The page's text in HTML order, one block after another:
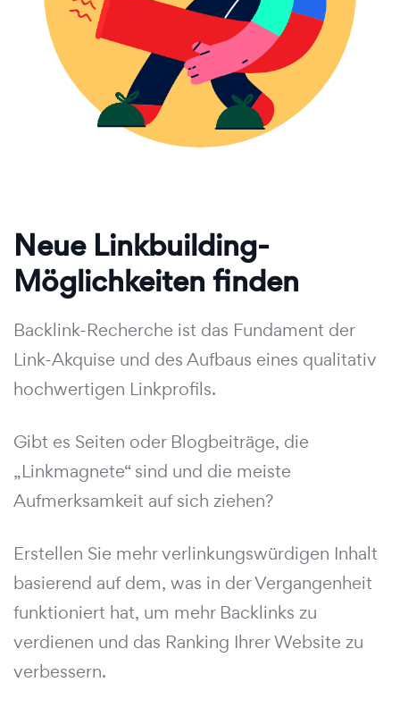
Neue Linkbuilding-
Möglichkeiten finden
Backlink-Recherche ist das Fundament der
Link-Akquise und des Aufbaus eines qualitativ
hochwertigen Linkprofils.
Gibt es Seiten oder Blogbeiträge, die
„Linkmagnete“ sind und die meiste
Aufmerksamkeit auf sich ziehen?
Erstellen Sie mehr verlinkungswürdigen Inhalt
basierend auf dem, was in der Vergangenheit
funktioniert hat, um mehr Backlinks zu
verdienen und das Ranking Ihrer Website zu
verbessern.